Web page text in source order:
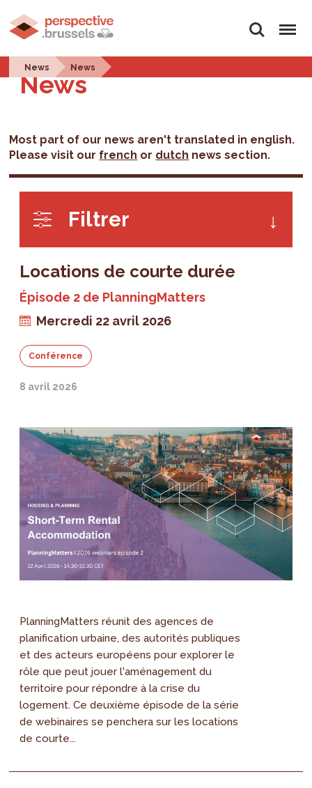
Rechercher
Menu
News News
News
Most part of our news aren't translated in english.
Please visit our french or dutch news section.
Filtrer
Locations de courte durée
Épisode 2 de PlanningMatters
Mercredi 22 avril 2026
Conférence
8 avril 2026
PlanningMatters réunit des agences de
planification urbaine, des autorités publiques
et des acteurs européens pour explorer le
rôle que peut jouer l'aménagement du
territoire pour répondre à la crise du
logement. Ce deuxième épisode de la série
de webinaires se penchera sur les locations
de courte...